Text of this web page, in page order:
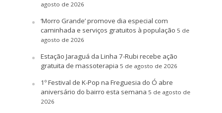
agosto de 2026
‘Morro Grande’ promove dia especial com
caminhada e serviços gratuitos à população 5 de
agosto de 2026
Estação Jaraguá da Linha 7-Rubi recebe ação
gratuita de massoterapia 5 de agosto de 2026
1º Festival de K-Pop na Freguesia do Ó abre
aniversário do bairro esta semana 5 de agosto de
2026